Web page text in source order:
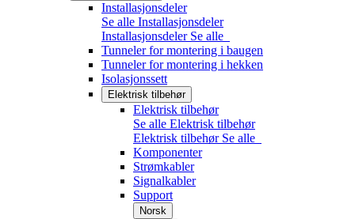
Installasjonsdeler
Se alle Installasjonsdeler
Installasjonsdeler Se alle
Tunneler for montering i baugen
Tunneler for montering i hekken
Isolasjonssett
Elektrisk tilbehør
Elektrisk tilbehør
Se alle Elektrisk tilbehør
Elektrisk tilbehør Se alle
Komponenter
Strømkabler
Signalkabler
Support
Norsk